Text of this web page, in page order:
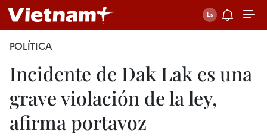
POLÍTICA
Incidente de Dak Lak es una
grave violación de la ley,
afirma portavoz